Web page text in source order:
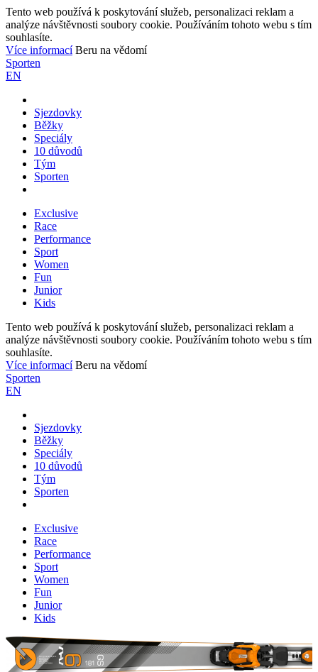
Tento web používá k poskytování služeb, personalizaci reklam a
analýze návštěvnosti soubory cookie. Používáním tohoto webu s tím
souhlasíte.
Více informací Beru na vědomí
Sporten
EN
Sjezdovky
Běžky
Speciály
10 důvodů
Tým
Sporten
Exclusive
Race
Performance
Sport
Women
Fun
Junior
Kids
Tento web používá k poskytování služeb, personalizaci reklam a
analýze návštěvnosti soubory cookie. Používáním tohoto webu s tím
souhlasíte.
Více informací Beru na vědomí
Sporten
EN
Sjezdovky
Běžky
Speciály
10 důvodů
Tým
Sporten
Exclusive
Race
Performance
Sport
Women
Fun
Junior
Kids